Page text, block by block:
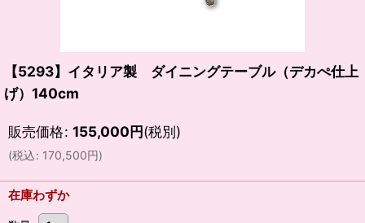
【5293】イタリア製 ダイニングテーブル（デカぺ仕上
げ）140cm
販売価格: 155,000円(税別)
(税込: 170,500円)
在庫わずか